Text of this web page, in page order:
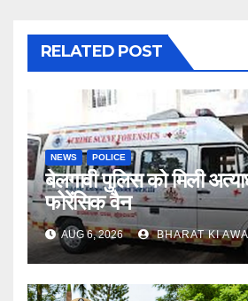
RELATED POST
NEWS POLICE
बेलगावी पुलिस को मिली
फोरेंसिक वैन
AUG 6, 2026 BHARAT KI